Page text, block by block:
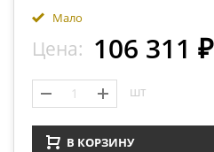
Мало
Цена: 106 311 ₽
шт
В КОРЗИНУ